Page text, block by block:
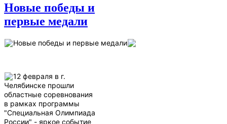
Новые победы и
первые медали
Новые победы и первые медали
12 февраля в г.
Челябинске прошли
областные соревнования
в рамках программы
"Специальная Олимпиада
России" - яркое событие